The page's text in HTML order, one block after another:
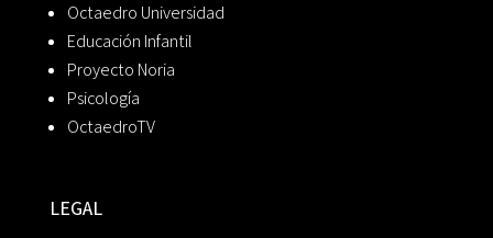
Octaedro Universidad
Educación Infantil
Proyecto Noria
Psicología
OctaedroTV
LEGAL